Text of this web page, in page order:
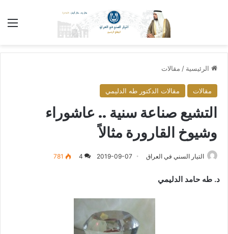
الرئيسية / مقالات
مقالات مقالات الدكتور طه الدليمي
التشيع صناعة سنية .. عاشوراء
وشيوخ القارورة مثالاً
التيار السني في العراق 2019-09-07
4
781
د. طه حامد الدليمي